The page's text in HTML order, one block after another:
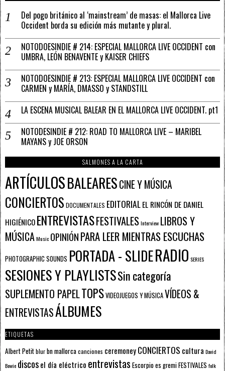
Del pogo británico al ‘mainstream’ de masas: el Mallorca Live
Occident borda su edición más mutante y plural.
NOTODOESINDIE # 214: ESPECIAL MALLORCA LIVE OCCIDENT con
UMBRA, LEÓN BENAVENTE y KAISER CHIEFS
NOTODOESINDIE # 213: ESPECIAL MALLORCA LIVE OCCIDENT con
CARMEN y MARÍA, DMASSO y STANDSTILL
LA ESCENA MUSICAL BALEAR EN EL MALLORCA LIVE OCCIDENT. pt1
NOTODESINDIE # 212: ROAD TO MALLORCA LIVE – MARIBEL
MAYANS y JOE ORSON
SALMONES A LA CARTA
ARTÍCULOSBALEARESCINE Y MÚSICA
CONCIERTOS DOCUMENTALES EDITORIALEL RINCÓN DE DANIEL
HIGIÉNICOENTREVISTASFESTIVALESInterview LIBROS Y
MÚSICAMusic OPINIÓNPARA LEER MIENTRAS ESCUCHAS
PHOTOGRAPHIC SOUNDS PORTADA - SLIDERADIO SERIES
SESIONES Y PLAYLISTSSin categoría
SUPLEMENTO PAPELTOPSVIDEOJUEGOS Y MÚSICAVÍDEOS &
ENTREVISTASÁLBUMES
ETIQUETAS
Albert Petitblurbn mallorcacanciones ceremoneyCONCIERTOS cultura David
Bowie discosel día eléctrico entrevistas Escorpioes gremiFESTIVALES folk